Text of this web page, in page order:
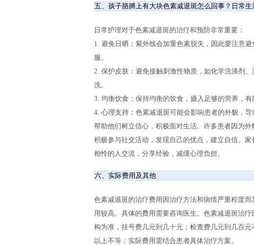
五、孩子胳膊上有大块色素减退斑怎么回事？日常生
日常护理对于色素减退斑的治疗和预防非常重要：
1. 避免日晒：紫外线会加重色素脱失，因此要注意
服。
2. 保护皮肤：避免接触刺激性物质，如化学洗涤剂
洗。
3. 均衡饮食：保持均衡的饮食，摄入足够的营养，
4. 心理支持：色素减退斑可能会影响患者的外貌，
帮助他们树立信心，积极面对生活。许多患者因为
积极参与社交活动，发现自己的优点，建立自信。
相怜的人交流，分享经验，减缓心理负担。
六、实际费用及其他
色素减退斑的治疗费用因治疗方法和病情严重程度
用较高。具体的费用需要咨询医生。色素减退斑治
构为准，挂号费几元到几十元；检查费几元到几百
以上不等；实际费用需结合患者具体治疗方案。